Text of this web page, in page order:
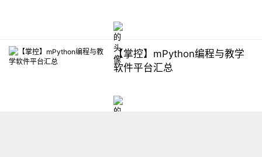
【掌控】mPython编程与教学
软件平台汇总